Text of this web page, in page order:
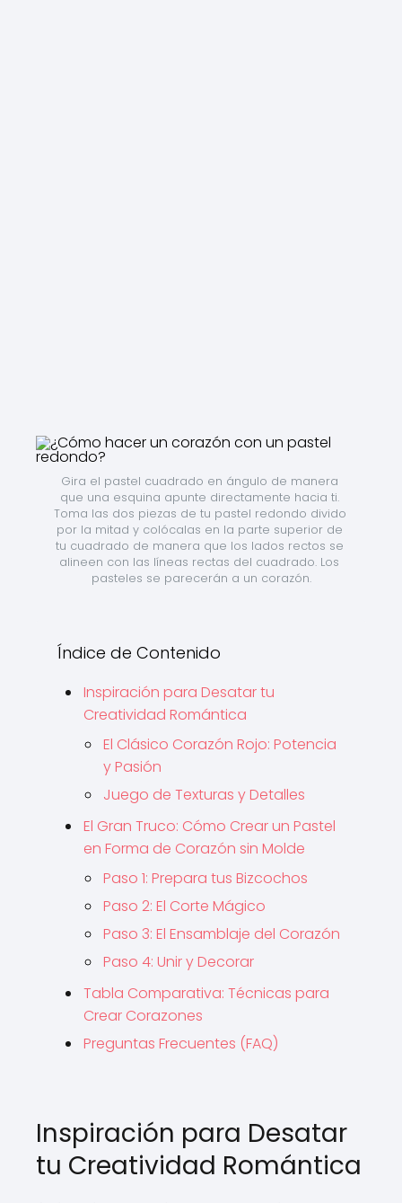
Gira el pastel cuadrado en ángulo de manera
que una esquina apunte directamente hacia ti.
Toma las dos piezas de tu pastel redondo divido
por la mitad y colócalas en la parte superior de
tu cuadrado de manera que los lados rectos se
alineen con las líneas rectas del cuadrado. Los
pasteles se parecerán a un corazón.
Índice de Contenido
Inspiración para Desatar tu
Creatividad Romántica
El Clásico Corazón Rojo: Potencia
y Pasión
Juego de Texturas y Detalles
El Gran Truco: Cómo Crear un Pastel
en Forma de Corazón sin Molde
Paso 1: Prepara tus Bizcochos
Paso 2: El Corte Mágico
Paso 3: El Ensamblaje del Corazón
Paso 4: Unir y Decorar
Tabla Comparativa: Técnicas para
Crear Corazones
Preguntas Frecuentes (FAQ)
Inspiración para Desatar
tu Creatividad Romántica